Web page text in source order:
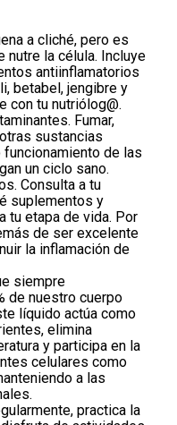
a cliché, pero es
nutre la célula. Incluye
antiinflamatorios
betabel, jengibre y
con tu nutriólog@.
. Fumar,
sustancias
de las
un ciclo sano.
Consulta a tu
suplementos y
tu etapa de vida. Por
de ser excelente
la inflamación de
siempre
de nuestro cuerpo
líquido actúa como
elimina
y participa en la
celulares como
a las
practica la